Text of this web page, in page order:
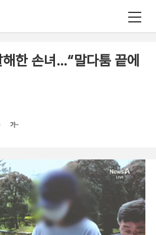
한 손녀…“말다툼 끝에